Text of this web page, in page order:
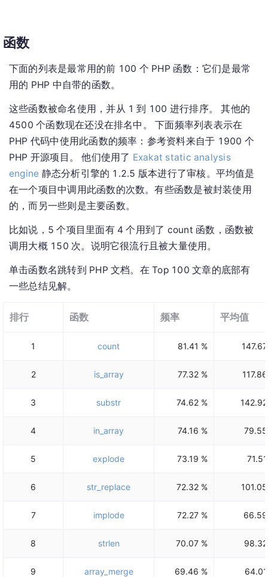
函数
下面的列表是最常用的前 100 个 PHP 函数：它们是最常
用的 PHP 中自带的函数。
这些函数被命名使用，并从 1 到 100 进行排序。 其他的
4500 个函数现在还没在排名中。 下面频率列表表示在
PHP 代码中使用此函数的频率：参考资料来自于 1900 个
PHP 开源项目。 他们使用了 Exakat static analysis
engine 静态分析引擎的 1.2.5 版本进行了审核。平均值是
在一个项目中调用此函数的次数。有些函数是被封装使用
的，而另一些则是主要函数。
比如说，5 个项目里面有 4 个用到了 count 函数，函数被
调用大概 150 次。说明它很流行且被大量使用。
单击函数名跳转到 PHP 文档。在 Top 100 文章的底部有
一些总结见解。
排行 函数 频率 平均值
1 count 81.41 % 147.67
2 is_array 77.32 % 117.86
3 substr 74.62 % 142.92
4 in_array 74.16 % 79.55
5 explode 73.19 % 71.51
6 str_replace 72.32 % 101.05
7 implode 72.27 % 66.59
8 strlen 70.07 % 98.32
9 array_merge 69.46 % 64.01